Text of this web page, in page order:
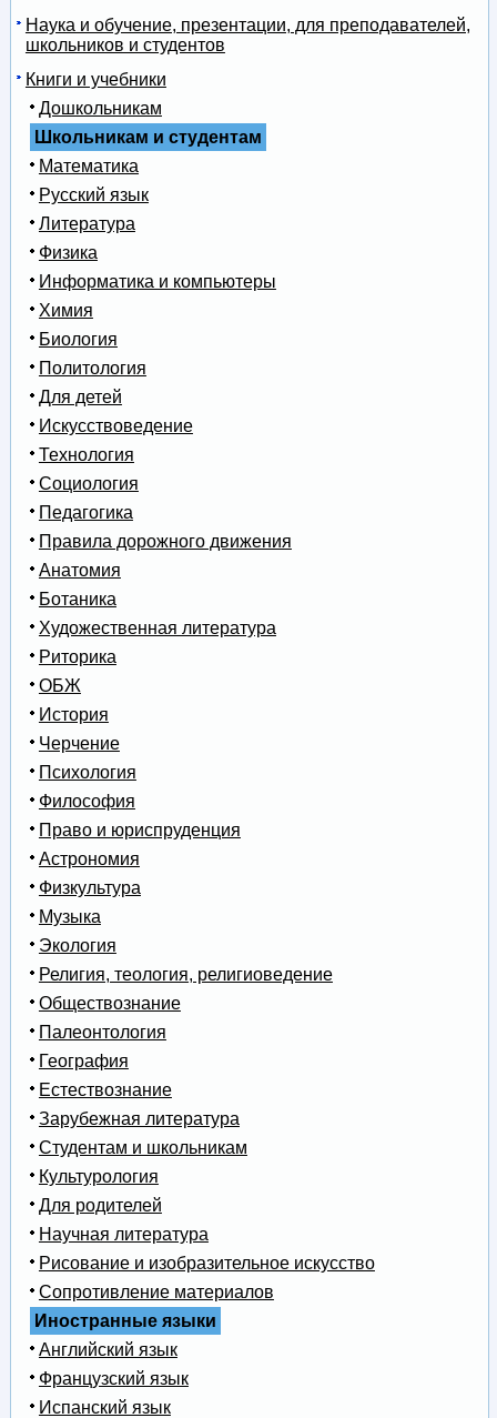
Наука и обучение, презентации, для преподавателей,
школьников и студентов
Книги и учебники
Дошкольникам
Школьникам и студентам
Математика
Русский язык
Литература
Физика
Информатика и компьютеры
Химия
Биология
Политология
Для детей
Искусствоведение
Технология
Социология
Педагогика
Правила дорожного движения
Анатомия
Ботаника
Художественная литература
Риторика
ОБЖ
История
Черчение
Психология
Философия
Право и юриспруденция
Астрономия
Физкультура
Музыка
Экология
Религия, теология, религиоведение
Обществознание
Палеонтология
География
Естествознание
Зарубежная литература
Студентам и школьникам
Культурология
Для родителей
Научная литература
Рисование и изобразительное искусство
Сопротивление материалов
Иностранные языки
Английский язык
Французский язык
Испанский язык